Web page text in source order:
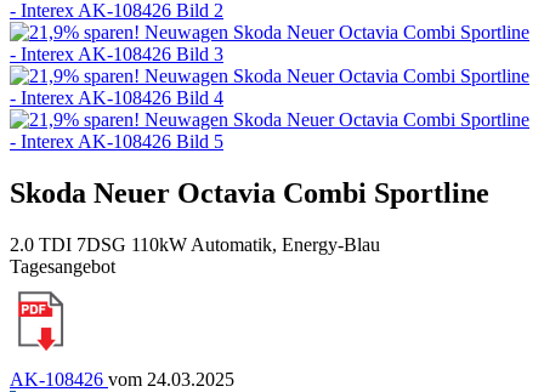
Skoda Neuer Octavia Combi Sportline
2.0 TDI 7DSG 110kW Automatik, Energy-Blau
Tagesangebot
AK-108426 vom 24.03.2025